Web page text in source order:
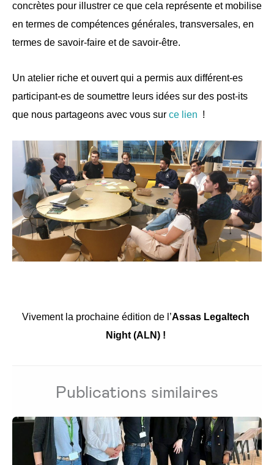
concrètes pour illustrer ce que cela représente et mobilise
en termes de compétences générales, transversales, en
termes de savoir-faire et de savoir-être.
Un atelier riche et ouvert qui a permis aux différent-es
participant-es de soumettre leurs idées sur des post-its
que nous partageons avec vous sur ce lien !
Vivement la prochaine édition de l’Assas Legaltech
Night (ALN) !
Publications similaires